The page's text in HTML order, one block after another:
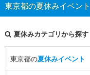
東京都の夏休みイベン
夏休みカテゴリから探す
東京都の夏休みイベント